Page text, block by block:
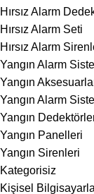
Hırsız Alarm
Hırsız Alarm Seti
Hırsız Alarm
Yangın Alarm
Yangın
Yangın Alarm
Yangın
Yangın Panelleri
Yangın Sirenleri
Kategorisiz
Kişisel